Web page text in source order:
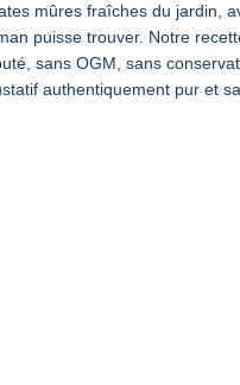
mûres fraîches du jardin,
puisse trouver. Notre
sans OGM, sans
authentiquement pur et